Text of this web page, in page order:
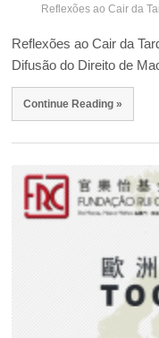
Reflexões ao Cair da
Reflexões ao Cair da
Difusão do Direito de
Continue Reading »